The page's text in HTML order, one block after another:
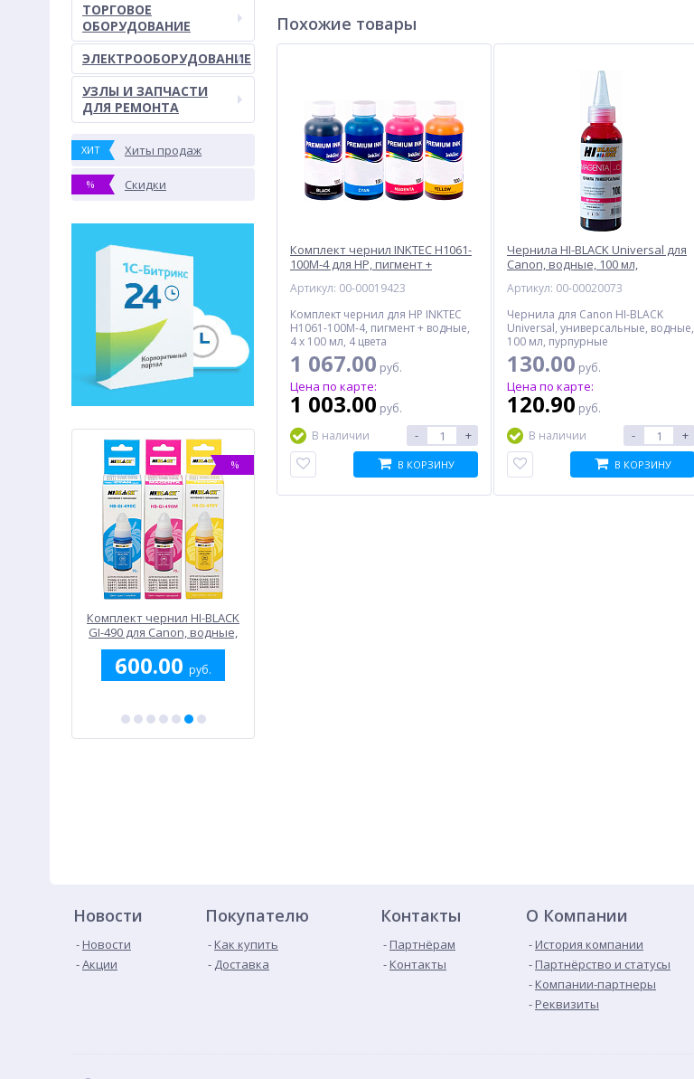
ТОРГОВОЕ
ОБОРУДОВАНИЕ
ЭЛЕКТРООБОРУДОВАНИЕ
УЗЛЫ И ЗАПЧАСТИ
ДЛЯ РЕМОНТА
ХИТ Хиты продаж
% Скидки
%
Комплект чернил HI-BLACK
GI-490 для Canon, водные,
210 мл, 3 цвета
600.00 руб.
% %
Похожие товары
Комплект чернил INKTEC H1061-
100M-4 для HP, пигмент +
Артикул: 00-00019423
Комплект чернил для HP INKTEC
H1061-100M-4, пигмент + водные,
4 x 100 мл, 4 цвета
1 067.00 руб.
Цена по карте:
1 003.00 руб.
В наличии
- +
В КОРЗИНУ
Чернила HI-BLACK Universal для
Canon, водные, 100 мл,
Артикул: 00-00020073
Чернила для Canon HI-BLACK
Universal, универсальные, водные,
100 мл, пурпурные
130.00 руб.
Цена по карте:
120.90 руб.
В наличии
- +
В КОРЗИНУ
Новости
Новости
Акции
Покупателю
Как купить
Доставка
Контакты
Партнёрам
Контакты
О Компании
История компании
Партнёрство и статусы
Компании-партнеры
Реквизиты